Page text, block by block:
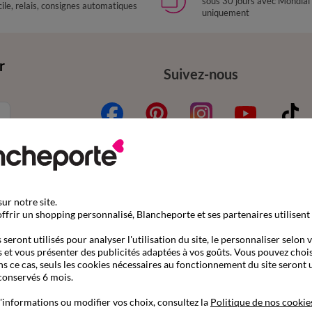
relais, consignes automatiques
uniquement
Suivez-nous
par référence catalogue
gratuits en Point Relais®
Questions fréquentes
Nos e-catalogues à
notre site.
un shopping personnalisé, Blancheporte et ses partenaires utilisent
seront utilisés pour analyser l'utilisation du site, le personnaliser selon
et vous présenter des publicités adaptées à vos goûts. Vous pouvez
ce cas, seuls les cookies nécessaires au fonctionnement du site seront
6 mois.
ou modifier vos choix, consultez la Politique de nos